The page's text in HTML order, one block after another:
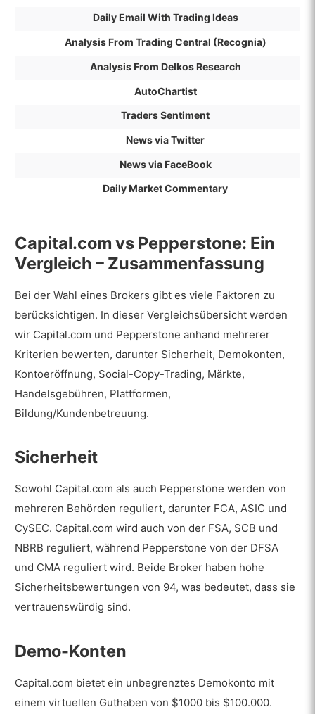
Daily Email With Trading Ideas
Analysis From Trading Central (Recognia)
Analysis From Delkos Research
AutoChartist
Traders Sentiment
News via Twitter
News via FaceBook
Daily Market Commentary
Capital.com vs Pepperstone: Ein
Vergleich – Zusammenfassung
Bei der Wahl eines Brokers gibt es viele Faktoren zu
berücksichtigen. In dieser Vergleichsübersicht werden
wir Capital.com und Pepperstone anhand mehrerer
Kriterien bewerten, darunter Sicherheit, Demokonten,
Kontoeröffnung, Social-Copy-Trading, Märkte,
Handelsgebühren, Plattformen,
Bildung/Kundenbetreuung.
Sicherheit
Sowohl Capital.com als auch Pepperstone werden von
mehreren Behörden reguliert, darunter FCA, ASIC und
CySEC. Capital.com wird auch von der FSA, SCB und
NBRB reguliert, während Pepperstone von der DFSA
und CMA reguliert wird. Beide Broker haben hohe
Sicherheitsbewertungen von 94, was bedeutet, dass sie
vertrauenswürdig sind.
Demo-Konten
Capital.com bietet ein unbegrenztes Demokonto mit
einem virtuellen Guthaben von $1000 bis $100.000.